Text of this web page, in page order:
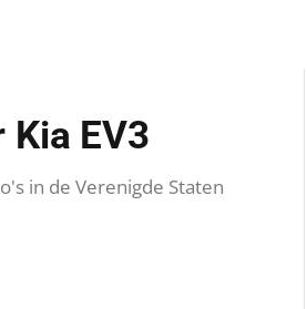
EV3
in de Verenigde Staten